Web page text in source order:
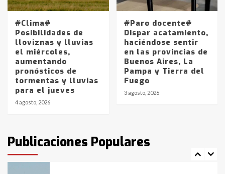
#Clima#
Posibilidades de
lloviznas y lluvias
el miércoles,
aumentando
pronósticos de
tormentas y lluvias
para el jueves
4 agosto, 2026
#Paro docente#
Dispar acatamiento,
haciéndose sentir
en las provincias de
Buenos Aires, La
Pampa y Tierra del
Fuego
3 agosto, 2026
Publicaciones Populares
5
Los precios de los combustibles en
La Pampa, desde YPF hasta Axion
entre 857 a 1338 pesos
6
La Bolsa de Cereales de Bahía
Blanca anticipa que Agosto vendrá
con lluvias y heladas, en gran parte
de la provincia
fueron detenidos por
comercialización de drogas en la
tarde del sábado